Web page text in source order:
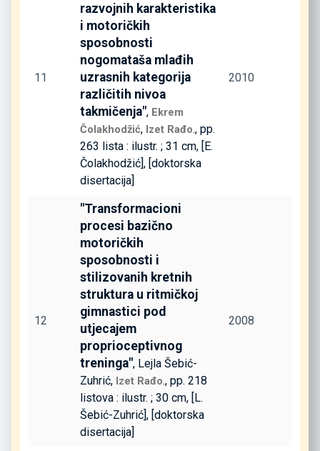
11
razvojnih karakteristika
i motoričkih
sposobnosti
nogomataša mlađih
uzrasnih kategorija
različitih nivoa
takmičenja", Ekrem
Čolakhodžić, Izet Rađo., pp.
263 lista : ilustr. ; 31 cm, [E.
Čolakhodžić], [doktorska
disertacija]
2010
12
"Transformacioni
procesi bazično
motoričkih
sposobnosti i
stilizovanih kretnih
struktura u ritmičkoj
gimnastici pod
utjecajem
proprioceptivnog
treninga", Lejla Šebić-
Zuhrić, Izet Rađo., pp. 218
listova : ilustr. ; 30 cm, [L.
Šebić-Zuhrić], [doktorska
disertacija]
2008